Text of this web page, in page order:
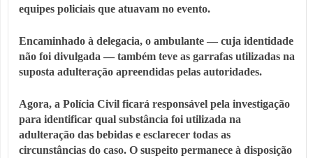
equipes policiais que atuavam no evento.
Encaminhado à delegacia, o ambulante — cuja identidade
não foi divulgada — também teve as garrafas utilizadas na
suposta adulteração apreendidas pelas autoridades.
Agora, a Polícia Civil ficará responsável pela investigação
para identificar qual substância foi utilizada na
adulteração das bebidas e esclarecer todas as
circunstâncias do caso. O suspeito permanece à disposição